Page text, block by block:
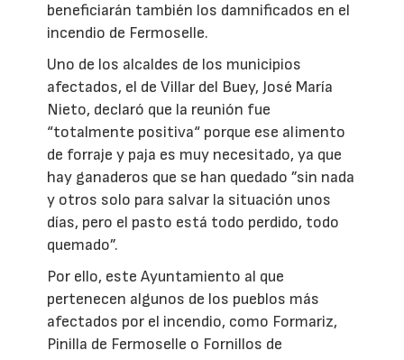
beneficiarán también los damnificados en el
incendio de Fermoselle.
Uno de los alcaldes de los municipios
afectados, el de Villar del Buey, José María
Nieto, declaró que la reunión fue
“totalmente positiva“ porque ese alimento
de forraje y paja es muy necesitado, ya que
hay ganaderos que se han quedado ”sin nada
y otros solo para salvar la situación unos
días, pero el pasto está todo perdido, todo
quemado”.
Por ello, este Ayuntamiento al que
pertenecen algunos de los pueblos más
afectados por el incendio, como Formariz,
Pinilla de Fermoselle o Fornillos de